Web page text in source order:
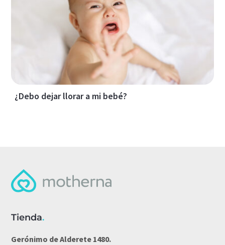
¿Debo dejar llorar a mi bebé?
Tienda.
Gerónimo de Alderete 1480.